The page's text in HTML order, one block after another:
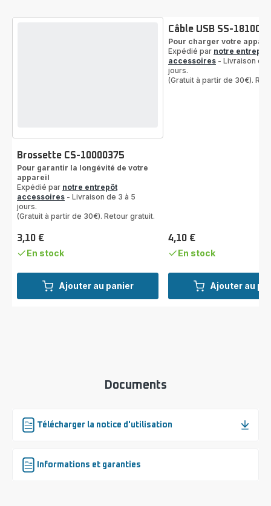
Ajouter au panier
Brossette CS-10000375
Pour garantir la longévité de votre
appareil
Expédié par notre entrepôt
accessoires - Livraison de 3 à 5
jours.
(Gratuit à partir de 30€). Retour gratuit.
Prix
3,10 €
En stock
Ajouter au
Câble USB SS-
Pour charger votre
Expédié par notre entrepôt
accessoires - Livraison de
jours.
(Gratuit à partir de 30€).
Prix
4,10 €
En stock
Documents
Télécharger la notice d'utilisation
Informations et garanties